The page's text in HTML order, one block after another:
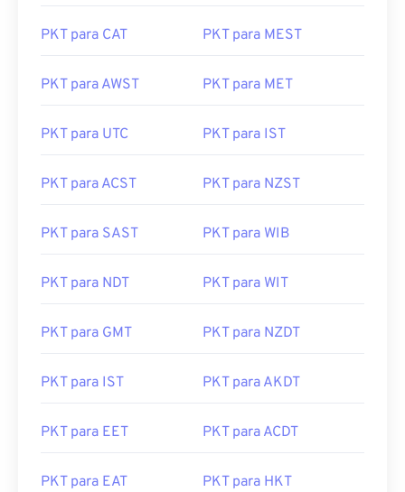
PKT para CAT PKT para MEST
PKT para AWST PKT para MET
PKT para UTC PKT para IST
PKT para ACST PKT para NZST
PKT para SAST PKT para WIB
PKT para NDT PKT para WIT
PKT para GMT PKT para NZDT
PKT para IST PKT para AKDT
PKT para EET PKT para ACDT
PKT para EAT PKT para HKT